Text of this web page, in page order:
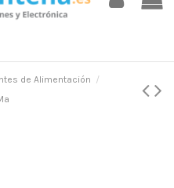
de Alimentación